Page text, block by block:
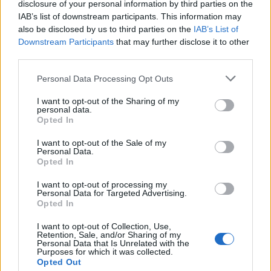
disclosure of your personal information by third parties on the
IAB’s list of downstream participants. This information may
also be disclosed by us to third parties on the IAB’s List of
Downstream Participants that may further disclose it to other
Personal Data Processing Opt Outs
I want to opt-out of the Sharing of my
personal data.
Opted In
I want to opt-out of the Sale of my
Personal Data.
Opted In
I want to opt-out of processing my
Personal Data for Targeted Advertising.
Opted In
I want to opt-out of Collection, Use,
Retention, Sale, and/or Sharing of my
Personal Data that Is Unrelated with the
Purposes for which it was collected.
Opted Out
Comune di Castellazzo Bormida
395 euro
COVID 19 (Artt. 54 - 61 del DL Rilancio come modificato
Comune di Castellazzo Bormida
273 euro
2021-12-07
esenzioni fiscali e crediti d'imposta adottati a
seguito della crisi economica causata dall'epidemia di
COVID-19 [con mo
agenzia delle entrate
541 euro
Fonte:Registro Nazionale Aiuti di Stato (RNA)
– Open Data, licenza
IODL 2.0. Dati aggiornati al 2026-07-02.